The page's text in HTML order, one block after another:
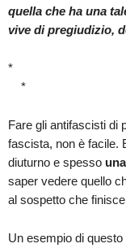
quella che ha una
vive di pregiudizio,
*
Fare gli antifascisti di
fascista, non è facile.
diuturno e spesso
saper vedere quello
al sospetto che
Un esempio di